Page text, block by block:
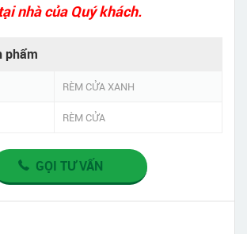
nhà của Quý khách.
phẩm
RÈM CỬA XANH
RÈM CỬA
GỌI TƯ VẤN